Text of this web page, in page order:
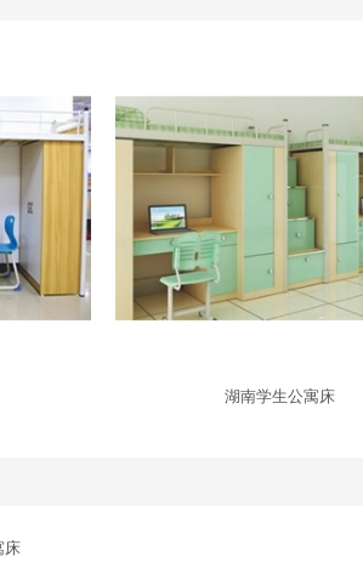
湖南学生公寓床
床